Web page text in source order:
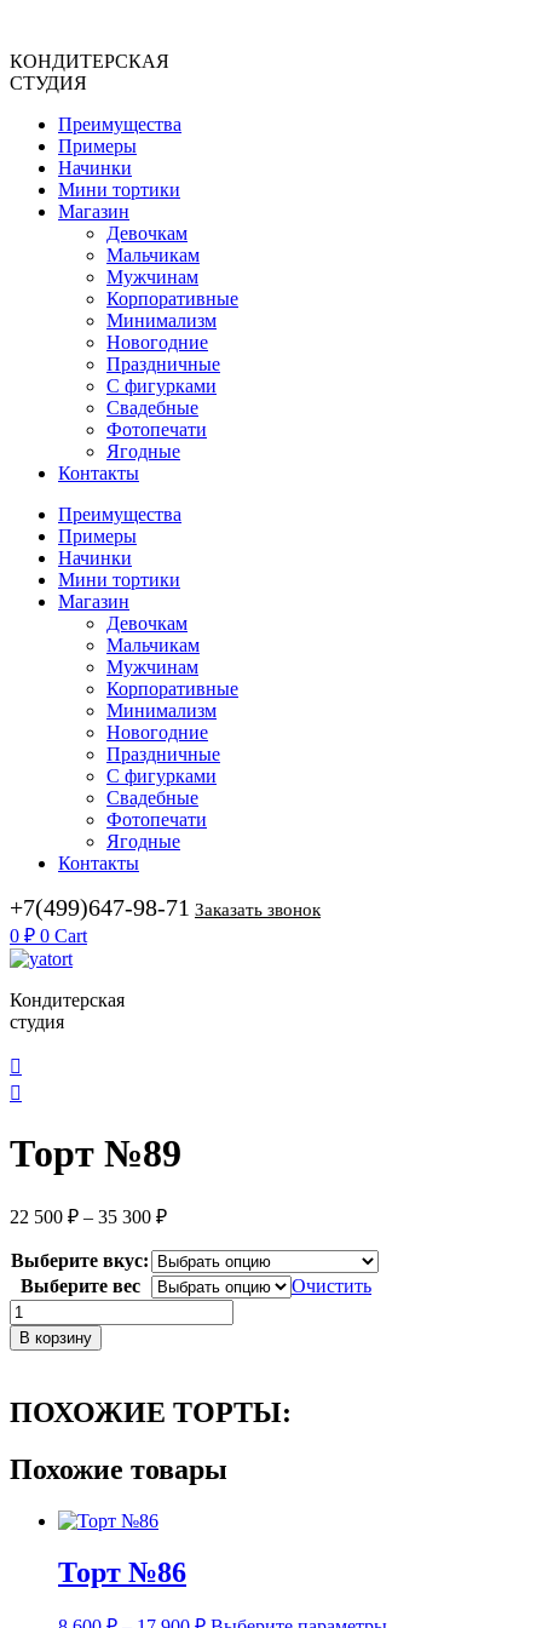
содержимому
КОНДИТЕРСКАЯ
СТУДИЯ
Преимущества
Примеры
Начинки
Мини тортики
Магазин
Девочкам
Мальчикам
Мужчинам
Корпоративные
Минимализм
Новогодние
Праздничные
С фигурками
Свадебные
Фотопечати
Ягодные
Контакты
Преимущества
Примеры
Начинки
Мини тортики
Магазин
Девочкам
Мальчикам
Мужчинам
Корпоративные
Минимализм
Новогодние
Праздничные
С фигурками
Свадебные
Фотопечати
Ягодные
Контакты
+7(499)647-98-71 Заказать звонок
0 ₽ 0 Cart
Кондитерская
студия
Торт №89
22 500 ₽ – 35 300 ₽Диапазон
22
500 ₽
–
35
Выберите вкус:
Выберите вес
Очистить
Количество
товара
Торт
В корзину
ПОХОЖИЕ ТОРТЫ:
Похожие товары
Торт №86
Диапазон
Этот